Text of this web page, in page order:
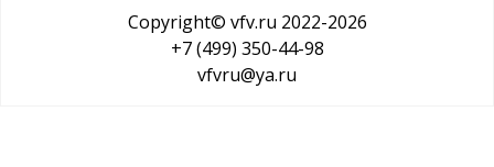
Copyright© vfv.ru 2022-2026
+7 (499) 350-44-98
vfvru@ya.ru